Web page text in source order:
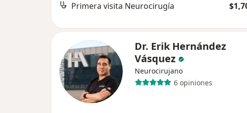
Primera visita Neurocirugía
Dr. Erik Hernández
Vásquez
Neurocirujano
6 opiniones